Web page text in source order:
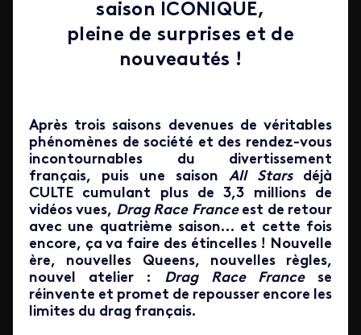
saison ICONIQUE,
pleine de surprises et de
nouveautés !
Après trois saisons devenues de véritables
phénomènes de société et des rendez-vous
incontournables du divertissement
français, puis une saison All Starsdéjà
CULTE cumulant plus de 3,3 millions de
vidéos vues, Drag Race Franceest de retour
avec une quatrième saison… et cette fois
encore, ça va faire des étincelles ! Nouvelle
ère, nouvelles Queens, nouvelles règles,
nouvel atelier : Drag Race Francese
réinvente et promet de repousser encore les
limites du drag français.